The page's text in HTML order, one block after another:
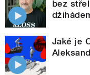
bez
Jaké je